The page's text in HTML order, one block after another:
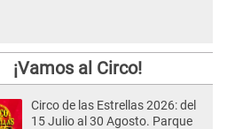
¡Vamos al Circo!
Circo de las Estrellas 2026: del
15 Julio al 30 Agosto. Parque